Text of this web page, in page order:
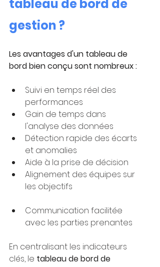
tableau de bord de
gestion ?
Les avantages d'un tableau de
bord bien conçu sont nombreux :
Suivi en temps réel des
performances
Gain de temps dans
l'analyse des données
Détection rapide des écarts
et anomalies
Aide à la prise de décision
Alignement des équipes sur
les objectifs
Communication facilitée
avec les parties prenantes
En centralisant les indicateurs
clés, le tableau de bord de